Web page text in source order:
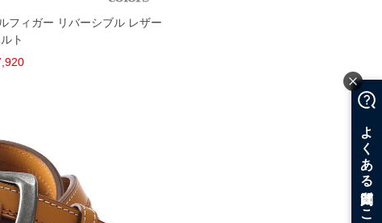
フィガー リバーシブル レザー
ト